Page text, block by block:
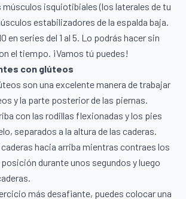
isquiotibiales (los laterales de tu
estabilizadores de la espalda baja.
en series del 1 al 5. Lo podrás hacer sin
el tiempo. ¡Vamos tú puedes!
con glúteos
son una excelente manera de trabajar
y la parte posterior de las piernas.
con las rodillas flexionadas y los pies
separados a la altura de las caderas.
hacia arriba mientras contraes los
durante unos segundos y luego
más desafiante, puedes colocar una